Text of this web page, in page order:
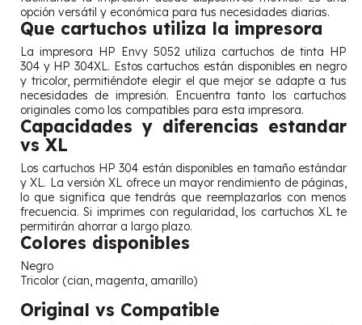
opción versátil y económica para tus necesidades diarias.
Que cartuchos utiliza la impresora
La impresora HP Envy 5052 utiliza cartuchos de tinta HP
304 y HP 304XL. Estos cartuchos están disponibles en negro
y tricolor, permitiéndote elegir el que mejor se adapte a tus
necesidades de impresión. Encuentra tanto los cartuchos
originales como los compatibles para esta impresora.
Capacidades y diferencias estandar
vs XL
Los cartuchos HP 304 están disponibles en tamaño estándar
y XL. La versión XL ofrece un mayor rendimiento de páginas,
lo que significa que tendrás que reemplazarlos con menos
frecuencia. Si imprimes con regularidad, los cartuchos XL te
permitirán ahorrar a largo plazo.
Colores disponibles
Negro
Tricolor (cian, magenta, amarillo)
Original vs Compatible